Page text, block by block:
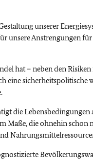
unserer
unsere Anstrengungen
hat – neben den
eine sicherheitspolitische
die Lebensbedingungen
Maße, die ohnehin